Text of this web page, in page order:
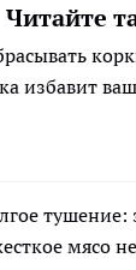
Читайте
избавит
мясо